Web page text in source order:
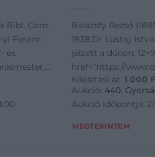
XVIII.
papír,
Bibl. Com.
Ferenc
és
Balázsfy Rezső
1938,Dr Lustig
jelzett a dúcon,
href="https://
es-grafikak/Ex-libris-
kisgrafika~500003/
Kikiáltási ár:1 000
Aukció: 440.
Aukció időpontja:
MEGTEKINTEM